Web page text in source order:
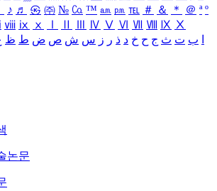
♪ ♬ ㉿ ㈜ № ㏇ ™ ㏂ ㏘ ℡ ＃ ＆ ＊ ＠ ª º
ⅷ ⅸ ⅹ Ⅳ Ⅴ Ⅵ Ⅶ Ⅷ Ⅸ Ⅹ
ب ت ث ج ح خ د ذ ر ز س ش ص ض ط ظ
논문